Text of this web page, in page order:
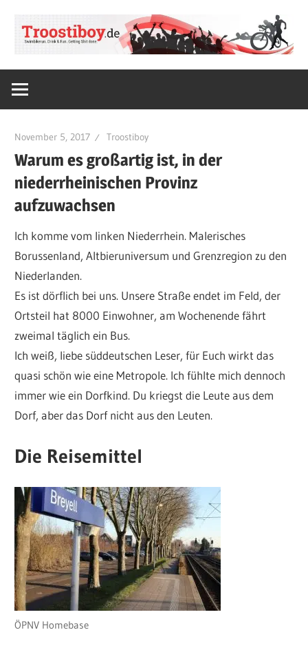
Inhalt
Troostiboy.de
Drink
Getting
Shit
done.
November 5, 2017 Troostiboy
Warum es großartig ist, in der
niederrheinischen Provinz
aufzuwachsen
Ich komme vom linken Niederrhein. Malerisches
Borussenland, Altbieruniversum und Grenzregion zu den
Niederlanden.
Es ist dörflich bei uns. Unsere Straße endet im Feld, der
Ortsteil hat 8000 Einwohner, am Wochenende fährt
zweimal täglich ein Bus.
Ich weiß, liebe süddeutschen Leser, für Euch wirkt das
quasi schön wie eine Metropole. Ich fühlte mich dennoch
immer wie ein Dorfkind. Du kriegst die Leute aus dem
Dorf, aber das Dorf nicht aus den Leuten.
Die Reisemittel
ÖPNV Homebase